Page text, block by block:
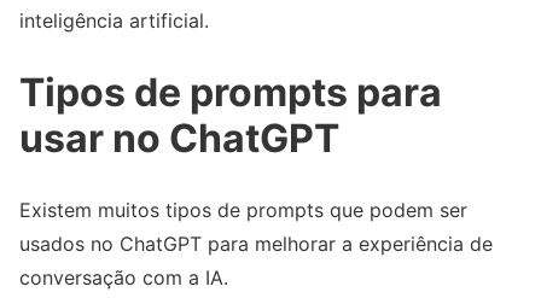
inteligência artificial.
Tipos de prompts para
usar no ChatGPT
Existem muitos tipos de prompts que podem ser
usados ​​no ChatGPT para melhorar a experiência de
conversação com a IA.